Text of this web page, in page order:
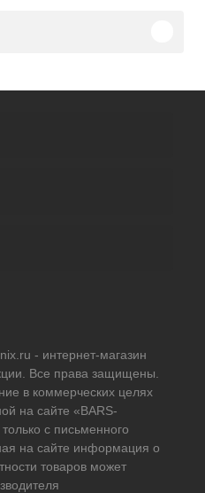
- интернет-магазин
Все права защищены.
в коммерческих целях
на сайте «BARS-
с письменного
на сайте информация о
товаров может